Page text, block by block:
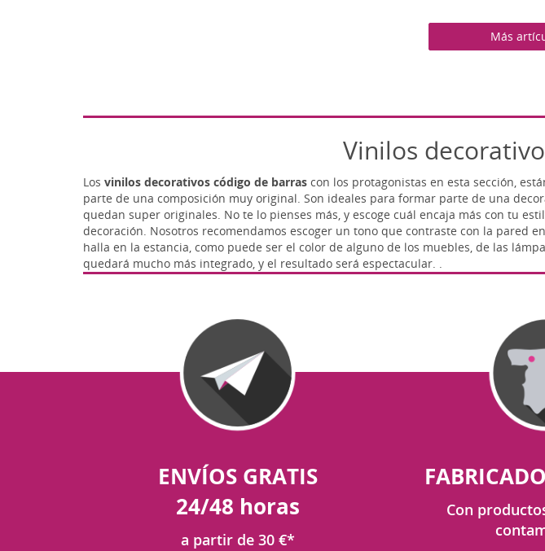
Más
Vinilos
Los vinilos decorativos código de barras con los protagonistas en esta sección,
parte de una composición muy original. Son ideales para formar parte de una
quedan super originales. No te lo pienses más, y escoge cuál encaja más con tu
decoración. Nosotros recomendamos escoger un tono que contraste con la pared
halla en la estancia, como puede ser el color de alguno de los muebles, de las
quedará mucho más integrado, y el resultado será espectacular. .
ENVÍOS GRATIS
24/48 horas
a partir de 30 €*
Con